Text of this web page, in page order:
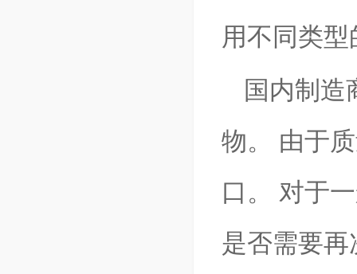
用不同类
国内制造
物。 由于
口。 对于
是否需要